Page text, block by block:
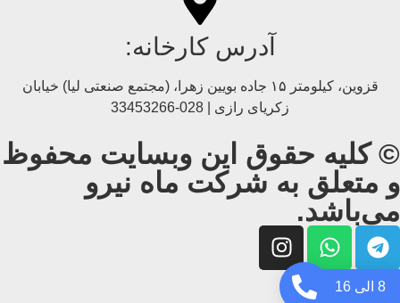
آدرس کارخانه:
قزوین، کیلومتر ۱۵ جاده بويین زهرا، (مجتمع صنعتی لیا) خیابان
زکریای رازی | 028-33453266
© کلیه حقوق این وبسایت محفوظ
و متعلق به شرکت ماه نیرو
می‌باشد.
8 الی 16